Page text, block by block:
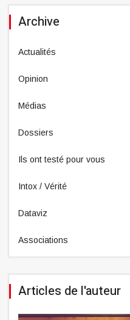
Archive
Actualités
Opinion
Médias
Dossiers
Ils ont testé pour vous
Intox / Vérité
Dataviz
Associations
Articles de l'auteur